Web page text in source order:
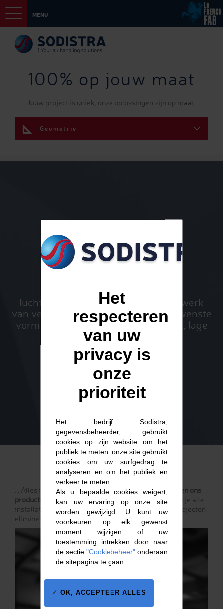
MENU
100% op jouw maat
Jouw project is uniek, onze oplossingen zijn op maat.
Geometrie
GEOMETRIE
Ieder zijn behoefte! Je
luchtbehandelingscentrale of je netwerk
van ventilatiekanalen wordt in de gewenste
vorm gemaakt: horizontaal, verticaal, lage
hoogte, L-vormig, enz.,…
... Alles is mogelijk dankzij het polyester composiet en ons
productiesysteem . Dankzij deze bijzonderheden kun je alle
installatieproblemen bij nieuwbouw- of renovatieprojecten
elimineren.
Het
respecteren
van uw
privacy is
onze
prioriteit
Het bedrijf Sodistra,
gegevensbeheerder, gebruikt
cookies op zijn website om het
publiek te meten: onze site gebruikt
cookies om uw surfgedrag te
analyseren en om het publiek en
verkeer te meten.
Als u bepaalde cookies weigert,
kan uw ervaring op onze site
worden gewijzigd. U kunt uw
voorkeuren op elk gewenst
moment wijzigen of uw
toestemming intrekken door naar
de sectie "Cookiebeheer"onderaan
de sitepagina te gaan.
OK, ACCEPTEER ALLES